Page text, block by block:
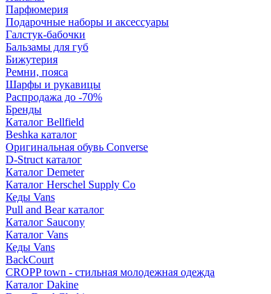
Парфюмерия
Подарочные наборы и аксессуары
Галстук-бабочки
Бальзамы для губ
Бижутерия
Ремни, пояса
Шарфы и рукавицы
Распродажа до -70%
Бренды
Каталог Bellfield
Beshka каталог
Оригинальная обувь Converse
D-Struct каталог
Каталог Demeter
Каталог Herschel Supply Co
Кеды Vans
Pull and Bear каталог
Каталог Saucony
Каталог Vans
Кеды Vans
BackCourt
CROPP town - стильная молодежная одежда
Каталог Dakine